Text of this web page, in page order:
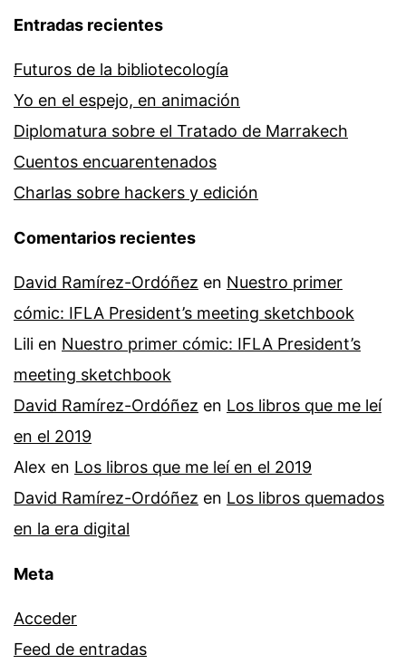
Entradas recientes
Futuros de la bibliotecología
Yo en el espejo, en animación
Diplomatura sobre el Tratado de Marrakech
Cuentos encuarentenados
Charlas sobre hackers y edición
Comentarios recientes
David Ramírez-Ordóñez en Nuestro primer
cómic: IFLA President’s meeting sketchbook
Lili en Nuestro primer cómic: IFLA President’s
meeting sketchbook
David Ramírez-Ordóñez en Los libros que me leí
en el 2019
Alex en Los libros que me leí en el 2019
David Ramírez-Ordóñez en Los libros quemados
en la era digital
Meta
Acceder
Feed de entradas